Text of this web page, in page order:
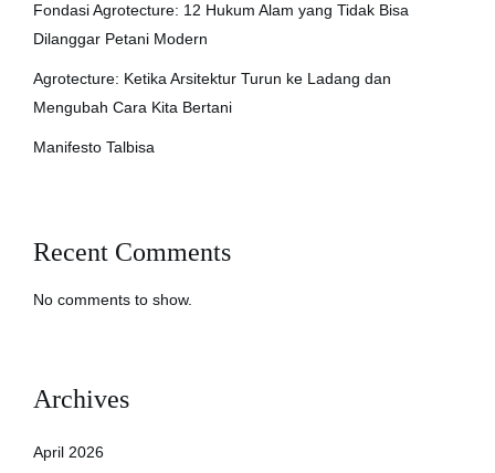
Fondasi Agrotecture: 12 Hukum Alam yang Tidak Bisa
Dilanggar Petani Modern
Agrotecture: Ketika Arsitektur Turun ke Ladang dan
Mengubah Cara Kita Bertani
Manifesto Talbisa
Recent Comments
No comments to show.
Archives
April 2026